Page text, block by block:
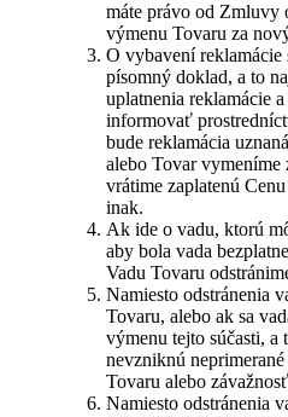
máte právo od Zmluvy
výmenu Tovaru za
O vybavení
písomný doklad, a to
uplatnenia reklamácie
informovať
bude reklamácia
alebo Tovar
vrátime zaplatenú
inak.
Ak ide o vadu, ktorú
aby bola vada
Vadu Tovaru
Namiesto odstránenia
Tovaru, alebo ak sa
výmenu tejto súčasti,
nevzniknú
Tovaru alebo
Namiesto odstránenia